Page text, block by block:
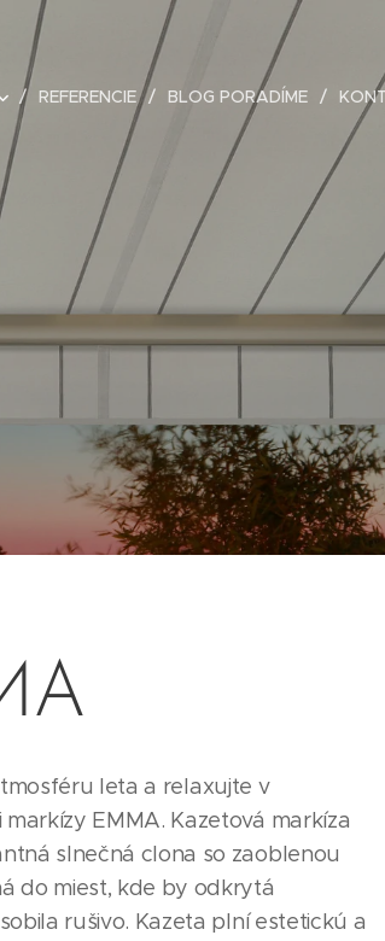
REFERENCIE BLOG PORADÍME
leta a relaxujte v
markízy EMMA. Kazetová markíza
slnečná clona so zaoblenou
do miest, kde by odkrytá
rušivo. Kazeta plní estetickú a